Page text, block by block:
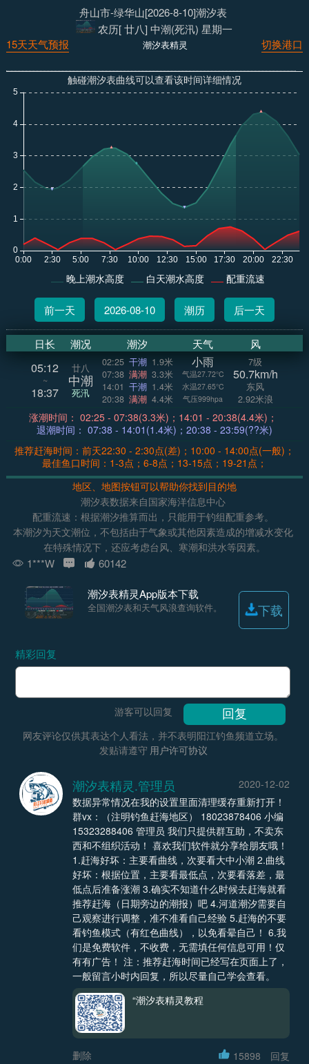
舟山市-绿华山[2026-8-10]潮汐表
农历[ 廿八] 中潮(死汛) 星期一
切换港口
潮汐表精灵
15天天气预报
触碰潮汐表曲线可以查看该时间详细情况
晚上潮水高度 白天潮水高度 配重流速
前一天 2026-08-10 潮历 后一天
日长 潮况 潮汐 天气 风
05:12
~
18:37
廿八
中潮
死汛
02:25 干潮 1.9米
07:38 满潮 3.3米
14:01 干潮 1.4米
20:38 满潮 4.4米
小雨
气温27.72°C
水温27.65°C
气压999hpa
7级
50.7km/h
东风
2.92米浪
涨潮时间： 02:25 - 07:38(3.3米)；14:01 - 20:38(4.4米)；
退潮时间： 07:38 - 14:01(1.4米)；20:38 - 23:59(??米)
推荐赶海时间：前天22:30 - 2:30点(差)；10:00 - 14:00点(一般)；
最佳鱼口时间：1-3点；6-8点；13-15点；19-21点；
地区、地图按钮可以帮助你找到目的地
潮汐表数据来自国家海洋信息中心
配重流速：根据潮汐推算而出，只能用于钓组配重参考。
本潮汐为天文潮位，不包括由于气象或其他因素造成的增减水变化
在特殊情况下，还应考虑台风、寒潮和洪水等因素。
1***W 60142
潮汐表精灵App版本下载
全国潮汐表和天气风浪查询软件。 下载
精彩回复
游客可以回复
网友评论仅供其表达个人看法，并不表明阳江钓鱼频道立场。
发贴请遵守 用户许可协议
潮汐表精灵.管理员
2020-12-02
数据异常情况在我的设置里面清理缓存重新打开！
群vx：（注明钓鱼赶海地区） 18023878406 小编
15323288406 管理员 我们只提供群互助，不卖东
西和不组织活动！ 喜欢我们软件就分享给朋友哦！
1.赶海好坏：主要看曲线，次要看大中小潮 2.曲线
好坏：根据位置，主要看最低点，次要看落差，最
低点后准备涨潮 3.确实不知道什么时候去赶海就看
推荐赶海（日期旁边的潮报）吧 4.河道潮汐需要自
己观察进行调整，准不准看自己经验 5.赶海的不要
看钓鱼模式（有红色曲线），以免看晕自己！ 6.我
们是免费软件，不收费，无需填任何信息可用！仅
有有广告！ 注：推荐赶海时间已经写在页面上了，
一般留言小时内回复，所以尽量自己学会查看。
“潮汐表精灵教程
删除 15898 回复